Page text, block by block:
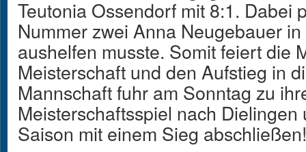
Teutonia Ossendorf mit 8:1. Dabei
Nummer zwei Anna Neugebauer
aushelfen musste. Somit feiert die
Meisterschaft und den Aufstieg in
Mannschaft fuhr am Sonntag zu
Meisterschaftsspiel nach
Saison mit einem Sieg abschließen!